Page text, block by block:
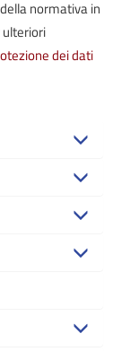
normativa in
dei dati